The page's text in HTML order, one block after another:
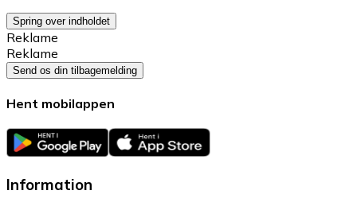
Spring over indholdet
Reklame
Reklame
Send os din tilbagemelding
Hent mobilappen
Information